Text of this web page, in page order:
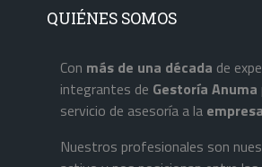
QUIÉNES SOMOS
Con más de una década de
integrantes de Gestoría Anuma
servicio de asesoría a la empresa
Nuestros profesionales son